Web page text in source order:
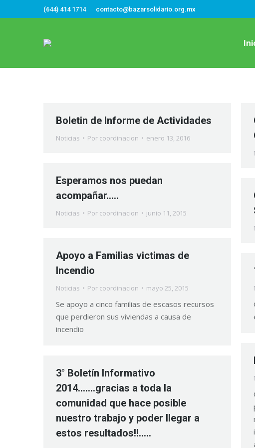
(644) 414 1714 contacto@bazarsolidario.org.mx
Boletin de Informe de Actividades
Noticias Por coordinacion enero 13, 2016
Esperamos nos puedan
acompañar…..
Noticias Por coordinacion junio 11, 2015
Apoyo a Familias victimas de
Incendio
Noticias Por coordinacion mayo 25, 2015
Se apoyo a cinco familias de escasos recursos
que perdieron sus viviendas a causa de
incendio
3° Boletín Informativo
2014…….gracias a toda la
comunidad que hace posible
nuestro trabajo y poder llegar a
estos resultados!!…..